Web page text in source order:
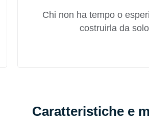
Chi non ha tempo o
costruirla da solo
Caratteristiche e